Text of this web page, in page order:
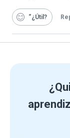
“¿Útil